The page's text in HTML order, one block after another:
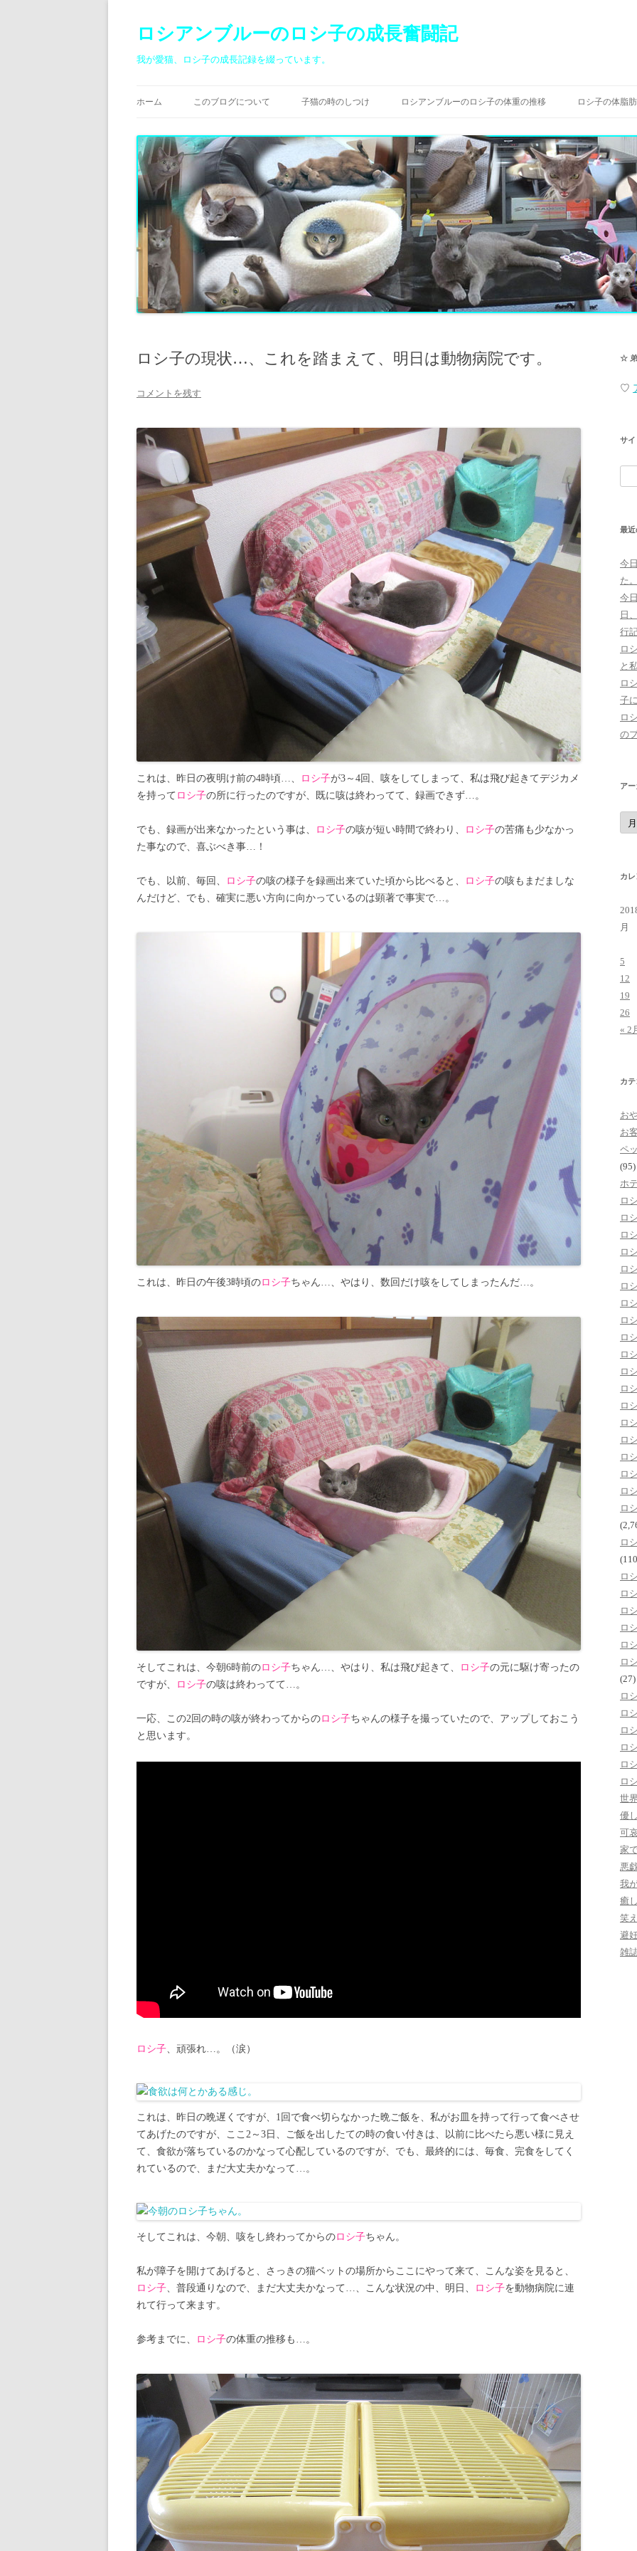
ロシアンブルーのロシ子の成長奮闘記
我が愛猫、ロシ子の成長記録を綴っています。
ン
へ
ス
キ
ッ
プ
ホーム このブログについて 子猫の時のしつけ ロシアンブルーのロシ子の体重の推移 ロシ子の体脂
ロシ子の現状…、これを踏まえて、明日は動物病院です。
コメントを残す
これは、昨日の夜明け前の4時頃…、 ロシ子が3～4回、咳をしてしまって、私は飛び起きてデジカメ
を持って ロシ子の所に行ったのですが、既に咳は終わってて、録画できず…。
でも、録画が出来なかったという事は、 ロシ子の咳が短い時間で終わり、 ロシ子の苦痛も少なかっ
た事なので、喜ぶべき事…！
でも、以前、毎回、 ロシ子の咳の様子を録画出来ていた頃から比べると、 ロシ子の咳もまだましな
んだけど、でも、確実に悪い方向に向かっているのは顕著で事実で…。
これは、昨日の午後3時頃のロシ子ちゃん…、やはり、数回だけ咳をしてしまったんだ…。
そしてこれは、今朝6時前のロシ子ちゃん…、やはり、私は飛び起きて、 ロシ子の元に駆け寄ったの
ですが、
ロシ子の咳は終わってて…。
一応、この2回の時の咳が終わってからのロシ子ちゃんの様子を撮っていたので、アップしておこう
と思います。
ロシ子、頑張れ…。（涙）
これは、昨日の晩遅くですが、1回で食べ切らなかった晩ご飯を、私がお皿を持って行って食べさせ
てあげたのですが、ここ2～3日、ご飯を出したての時の食い付きは、以前に比べたら悪い様に見え
て、食欲が落ちているのかなって心配しているのですが、でも、最終的には、毎食、完食をしてく
れているので、まだ大丈夫かなって…。
そしてこれは、今朝、咳をし終わってからのロシ子ちゃん。
私が障子を開けてあげると、さっきの猫ベットの場所からここにやって来て、こんな姿を見ると、
ロシ子、普段通りなので、まだ大丈夫かなって…、こんな状況の中、明日、 ロシ子を動物病院に連
れて行って来ます。
参考までに、 ロシ子の体重の推移も…。
☆ 弟
♡
サイ
索:
最近
今
た
今
日
行
ロ
と
ロ
子
ロ
の
ア
ア
ー
カ
カ
月
5
12
19
26
« 2
カ
お
お
ペ
(95)
ホ
ロ
ロ
ロ
ロ
ロ
ロ
ロ
ロ
ロ
ロ
ロ
ロ
ロ
ロ
ロ
ロ
ロ
ロ
ロ
ロ
ロ
ロ
ロ
ロ
ロ
ロ
(27)
ロ
ロ
ロ
ロ
ロ
ロ
世
優
可
家
悪
我
癒
笑
避
雑